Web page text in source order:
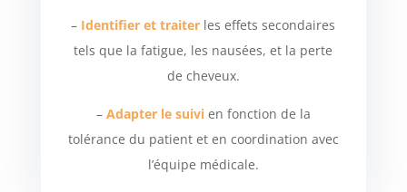
– Identifier et traiter les effets secondaires
tels que la fatigue, les nausées, et la perte
de cheveux.
– Adapter le suivien fonction de la
tolérance du patient et en coordination avec
l’équipe médicale.